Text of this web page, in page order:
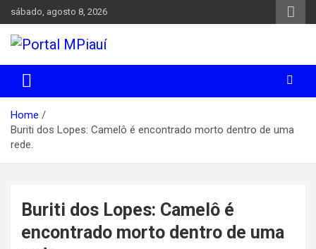
Skip
to
content
sábado, agosto 8, 2026
Portal MPiauí
Parnaíba
Home
Buriti dos Lopes: Camelô é encontrado morto dentro de uma
rede.
Buriti dos Lopes: Camelô é
encontrado morto dentro de uma